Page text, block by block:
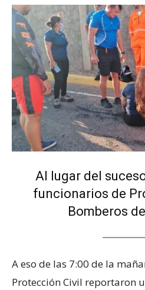
Al lugar del
funcionarios de
Bomberos
A eso de las 7:00 de la
Protección Civil reportaron